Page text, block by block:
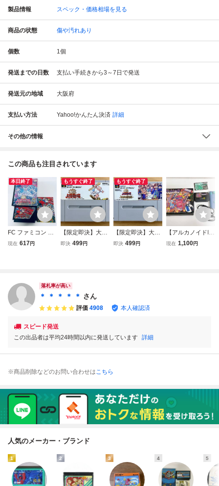
製品情報 スペック・価格相場を見る
商品の状態 傷や汚れあり
個数 1個
発送までの日数 支払い手続きから3～7日で発送
発送元の地域 大阪府
支払い方法 Yahoo!かんたん決済 詳細
その他の情報
この商品も注目されています
本日終了
FC ファミコン 爆
笑 人生劇場３ ソ
現在 617円
もうすぐ終了
【限定即決】大爆
笑 人生劇場 TAiTO
トロ
即決 499円
もうすぐ終了
【限定即決】大爆
笑 人生劇場 ドキ
即決 499円
【アルカノイドII
（ARKANOID II -
現在 1,100円
落札率が高い
＊ ＊ ＊ ＊ ＊ さん
評価 4908 本人確認済
スピード発送
この出品者は平均24時間以内に発送しています 詳細
※商品削除などのお問い合わせはこちら
人気のメーカー・ブランド
1 2 3 4 5